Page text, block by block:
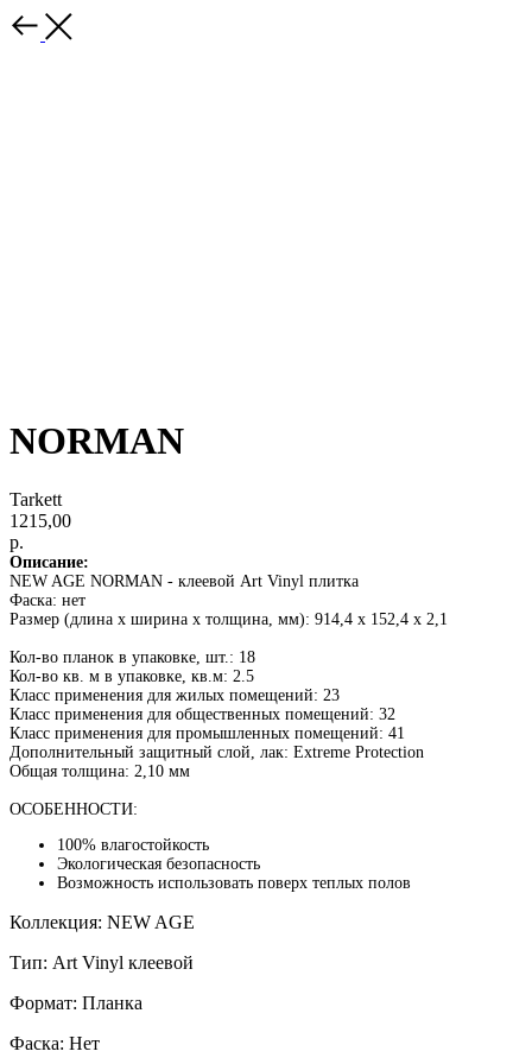
NORMAN
Tarkett
1215,00
р.
Описание:
NEW AGE NORMAN - клеевой Art Vinyl плитка
Фаска: нет
Размер (длина x ширина x толщина, мм): 914,4 х 152,4 x 2,1
Кол-во планок в упаковке, шт.: 18
Кол-во кв. м в упаковке, кв.м: 2.5
Класс применения для жилых помещений: 23
Класс применения для общественных помещений: 32
Класс применения для промышленных помещений: 41
Дополнительный защитный слой, лак: Extreme Protection
Общая толщина: 2,10 мм
ОСОБЕННОСТИ:
100% влагостойкость
Экологическая безопасность
Возможность использовать поверх теплых полов
Коллекция: NEW AGE
Тип: Art Vinyl клеевой
Формат: Планка
Фаска: Нет